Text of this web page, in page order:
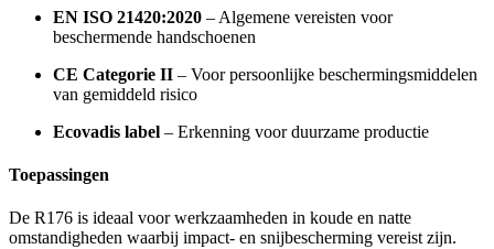
EN ISO 21420:2020 – Algemene vereisten voor
beschermende handschoenen
CE Categorie II – Voor persoonlijke beschermingsmiddelen
van gemiddeld risico
Ecovadis label – Erkenning voor duurzame productie
Toepassingen
De R176 is ideaal voor werkzaamheden in koude en natte
omstandigheden waarbij impact- en snijbescherming vereist zijn.